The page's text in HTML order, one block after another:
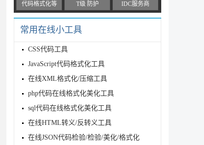
代码格式化等 T级 防护 IDC服务商
常用在线小工具
CSS代码工具
JavaScript代码格式化工具
在线XML格式化/压缩工具
php代码在线格式化美化工具
sql代码在线格式化美化工具
在线HTML转义/反转义工具
在线JSON代码检验/检验/美化/格式化